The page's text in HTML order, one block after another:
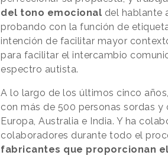
del tono emocional del hablante
probando con la función de
intención de facilitar mayor
para facilitar el intercambio
espectro autista.
A lo largo de los últimos cinco
con más de 500 personas sordas
Europa, Australia e India. Y ha
colaboradores durante todo el
fabricantes que proporcionan